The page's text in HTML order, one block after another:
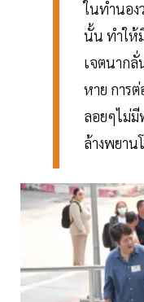
ในทำนอง
นั้น ทำให้
เจตนากลั่
หาย การต่
ลอยๆไม่
ล้างพยาน